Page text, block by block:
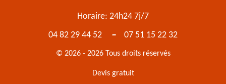
Horaire: 24h24 7j/7
04 82 29 44 52
- 07 51 15 22 32
© 2026 - 2026 Tous droits réservés
Devis gratuit